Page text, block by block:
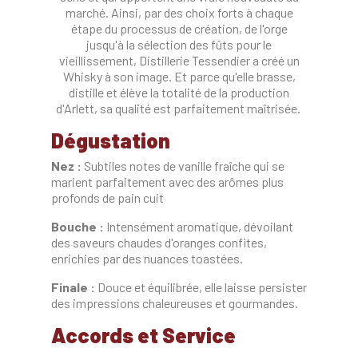
marché. Ainsi, par des choix forts à chaque
étape du processus de création, de l'orge
jusqu'à la sélection des fûts pour le
vieillissement, Distillerie Tessendier a créé un
Whisky à son image. Et parce qu'elle brasse,
distille et élève la totalité de la production
d'Arlett, sa qualité est parfaitement maîtrisée.
Dégustation
Nez : Subtiles notes de vanille fraîche qui se
marient parfaitement avec des arômes plus
profonds de pain cuit
Bouche : Intensément aromatique, dévoilant
des saveurs chaudes d'oranges confites,
enrichies par des nuances toastées.
Finale : Douce et équilibrée, elle laisse persister
des impressions chaleureuses et gourmandes.
Accords et Service